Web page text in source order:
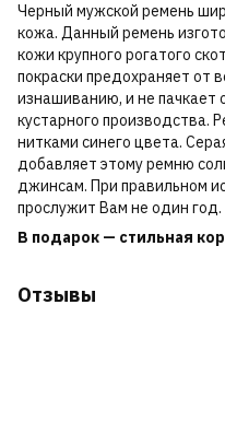
Черный мужской ремень
кожа. Данный ремень
кожи крупного рогатого
покраски предохраняет от
изнашиванию, и не пачкает
кустарного производства.
нитками синего цвета.
добавляет этому ремню
джинсам. При правильном
прослужит Вам не один год.
В подарок — стильная
Отзывы